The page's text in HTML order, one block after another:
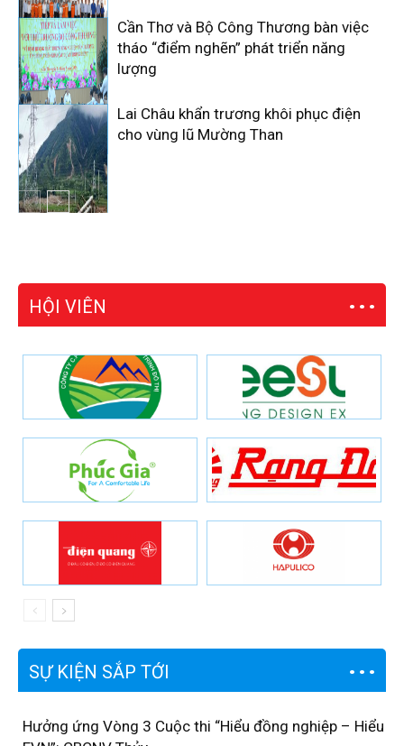
Cần Thơ và Bộ Công Thương bàn việc
tháo “điểm nghẽn” phát triển năng
lượng
Lai Châu khẩn trương khôi phục điện
cho vùng lũ Mường Than
HỘI VIÊN
SỰ KIỆN SẮP TỚI
Hưởng ứng Vòng 3 Cuộc thi “Hiểu đồng nghiệp – Hiểu